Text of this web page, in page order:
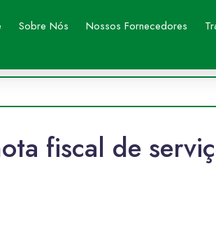
Sobre Nós Nossos Fornecedores
fiscal de